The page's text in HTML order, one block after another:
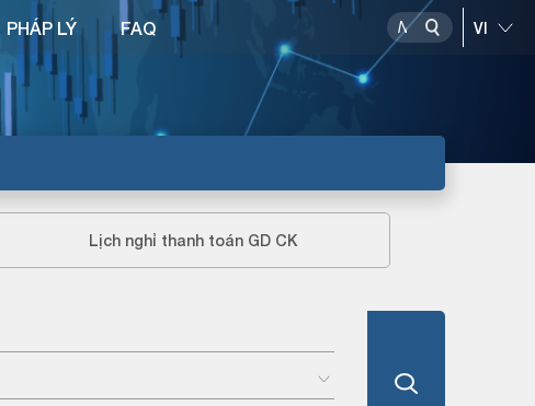
PHÁP LÝ FAQ
Lịch nghỉ thanh toán GD CK